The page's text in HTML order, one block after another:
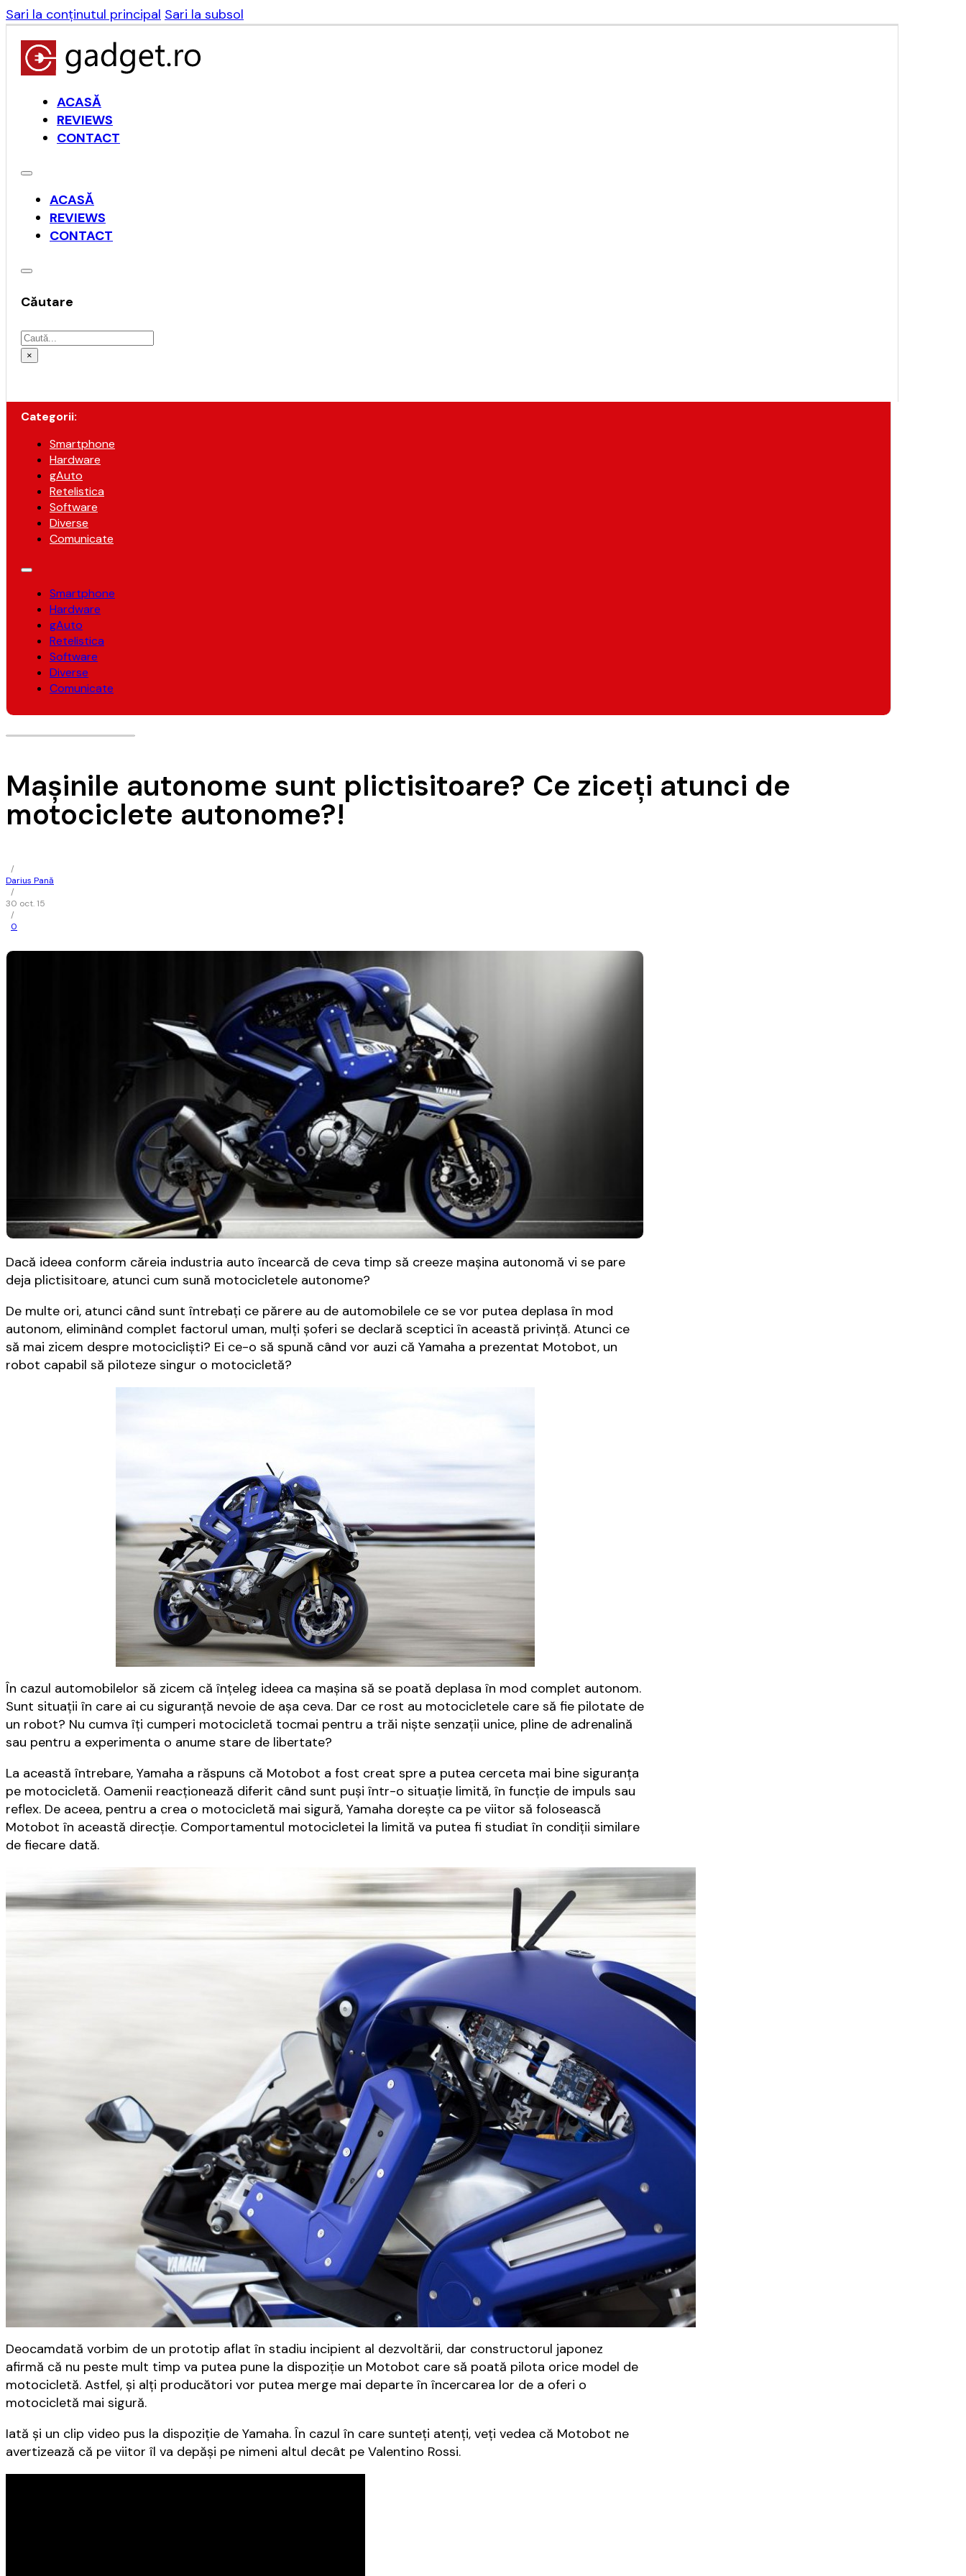
Sari la conținutul principal Sari la subsol
ACASĂ
REVIEWS
CONTACT
ACASĂ
REVIEWS
CONTACT
Căutare
Caută
×
Categorii:
Smartphone
Hardware
gAuto
Retelistica
Software
Diverse
Comunicate
Smartphone
Hardware
gAuto
Retelistica
Software
Diverse
Comunicate
Mașinile autonome sunt plictisitoare? Ce ziceți atunci de
motociclete autonome?!
/
Darius Pană
/
30 oct. 15
/
0
Dacă ideea conform căreia industria auto încearcă de ceva timp să creeze mașina autonomă vi se pare
deja plictisitoare, atunci cum sună motocicletele autonome?
De multe ori, atunci când sunt întrebați ce părere au de automobilele ce se vor putea deplasa în mod
autonom, eliminând complet factorul uman, mulți șoferi se declară sceptici în această privință. Atunci ce
să mai zicem despre motocicliști? Ei ce-o să spună când vor auzi că Yamaha a prezentat Motobot, un
robot capabil să piloteze singur o motocicletă?
În cazul automobilelor să zicem că înțeleg ideea ca mașina să se poată deplasa în mod complet autonom.
Sunt situații în care ai cu siguranță nevoie de așa ceva. Dar ce rost au motocicletele care să fie pilotate de
un robot? Nu cumva îți cumperi motocicletă tocmai pentru a trăi niște senzații unice, pline de adrenalină
sau pentru a experimenta o anume stare de libertate?
La această întrebare, Yamaha a răspuns că Motobot a fost creat spre a putea cerceta mai bine siguranța
pe motocicletă. Oamenii reacționează diferit când sunt puși într-o situație limită, în funcție de impuls sau
reflex. De aceea, pentru a crea o motocicletă mai sigură, Yamaha dorește ca pe viitor să folosească
Motobot în această direcție. Comportamentul motocicletei la limită va putea fi studiat în condiții similare
de fiecare dată.
Deocamdată vorbim de un prototip aflat în stadiu incipient al dezvoltării, dar constructorul japonez
afirmă că nu peste mult timp va putea pune la dispoziție un Motobot care să poată pilota orice model de
motocicletă. Astfel, și alți producători vor putea merge mai departe în încercarea lor de a oferi o
motocicletă mai sigură.
Iată și un clip video pus la dispoziție de Yamaha. În cazul în care sunteți atenți, veți vedea că Motobot ne
avertizează că pe viitor îl va depăși pe nimeni altul decât pe Valentino Rossi.